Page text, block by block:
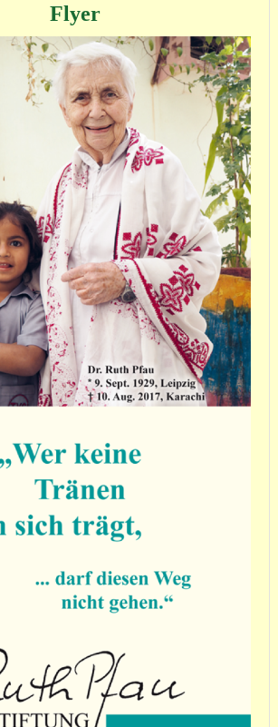
Flyer